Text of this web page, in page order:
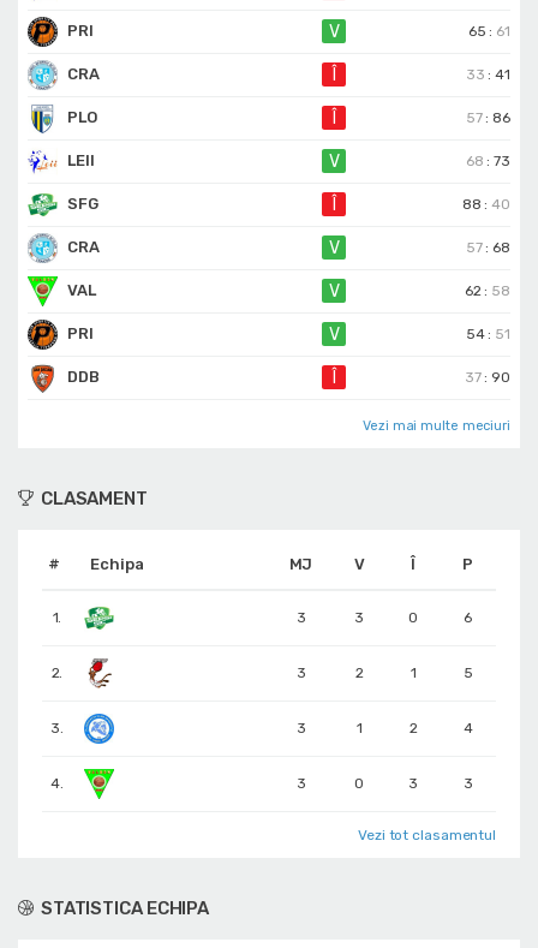
PRI V 65 : 61
CRA 33 :41
PLO 57 : 86
LEII V 68 :73
SFG 88 :40
CRA V 57 : 68
VAL V 62 : 58
PRI V 54 : 51
DDB 37 : 90
Vezi mai multe meciuri
CLASAMENT
# Echipa MJ V Î P
1. 3 3 0 6
2. 3 2 1 5
3. 3 1 2 4
4. 3 0 3 3
Vezi tot clasamentul
STATISTICA ECHIPA